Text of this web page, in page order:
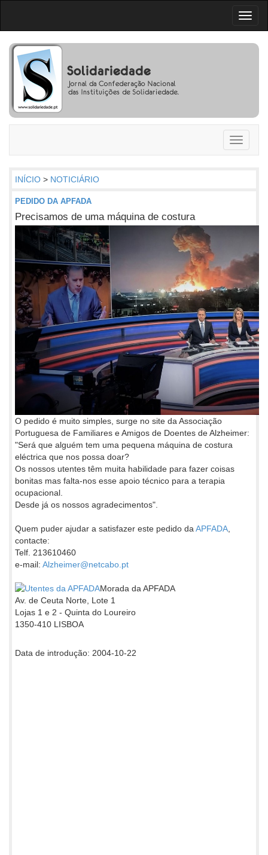
Toggle
INÍCIO > NOTICIÁRIO
PEDIDO DA APFADA
Precisamos de uma máquina de costura
O pedido é muito simples, surge no site da Associação
Portuguesa de Familiares e Amigos de Doentes de Alzheimer:
"Será que alguém tem uma pequena máquina de costura
eléctrica que nos possa doar?
Os nossos utentes têm muita habilidade para fazer coisas
bonitas mas falta-nos esse apoio técnico para a terapia
ocupacional.
Desde já os nossos agradecimentos".
Quem puder ajudar a satisfazer este pedido da APFADA
contacte:
Telf. 213610460
e-mail: Alzheimer@netcabo.pt
Morada da APFADA
Av. de Ceuta Norte, Lote 1
Lojas 1 e 2 - Quinta do Loureiro
1350-410 LISBOA
Data de introdução: 2004-10-22